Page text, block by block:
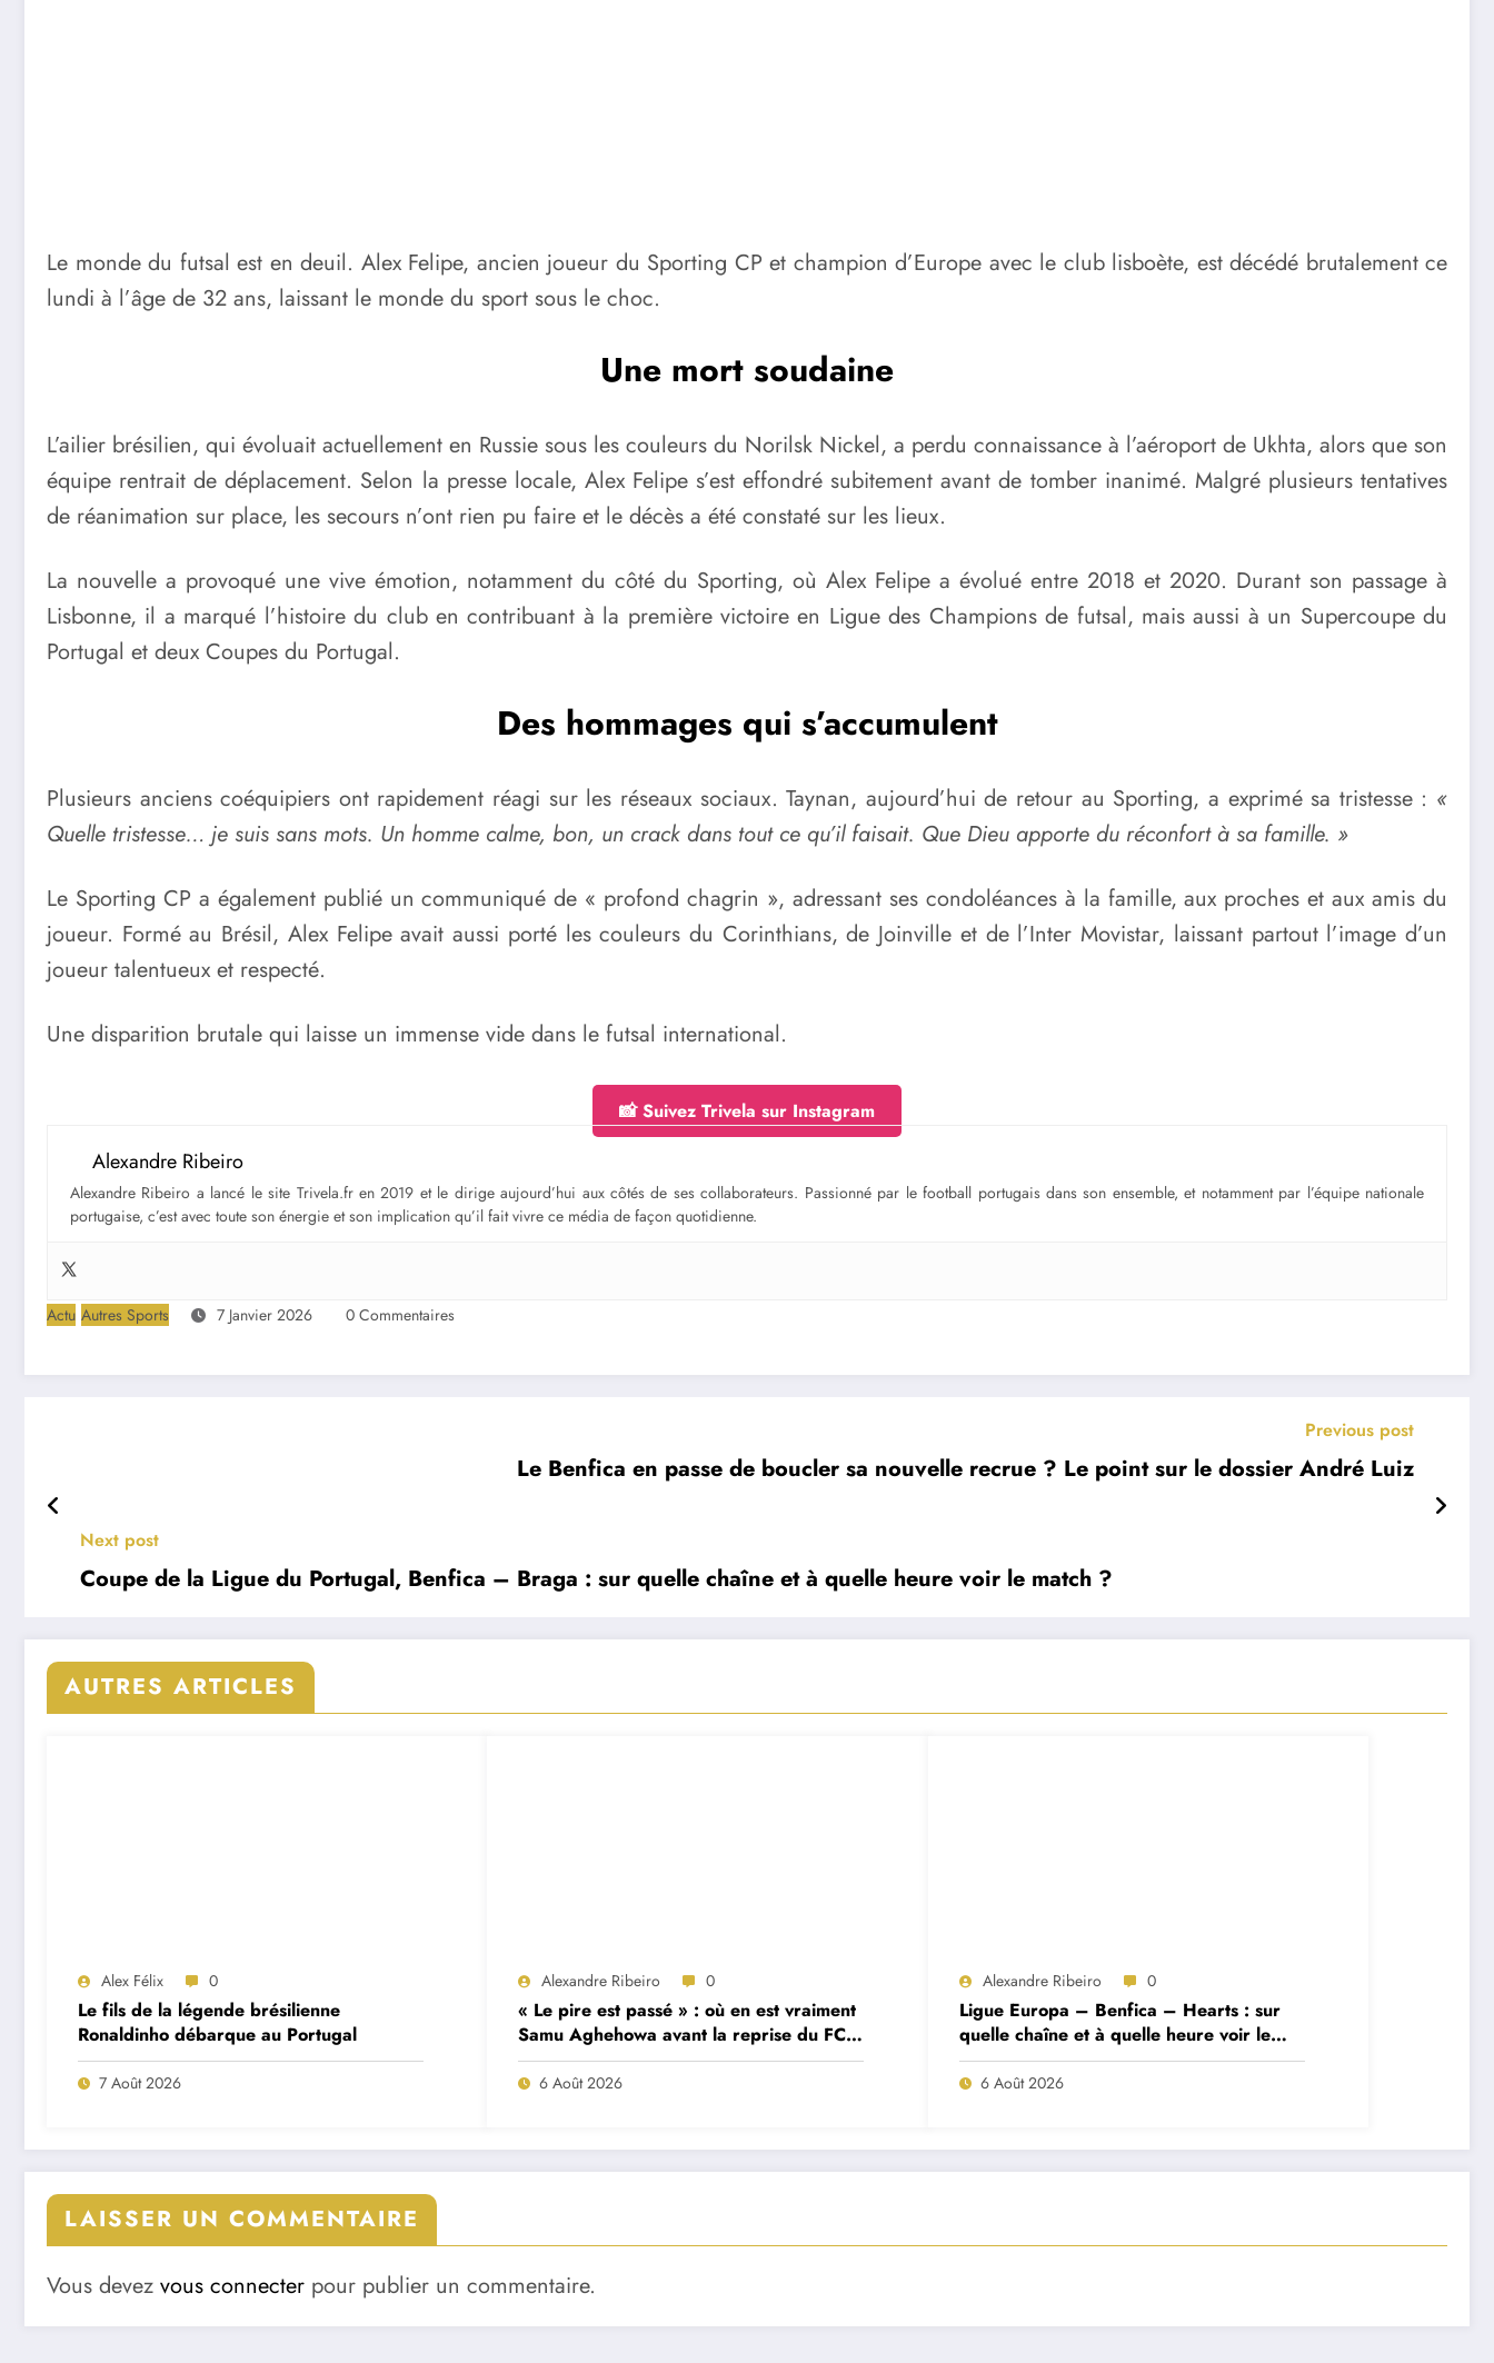
Le monde du futsal est en deuil. Alex Felipe, ancien joueur du Sporting CP et champion d’Europe avec le club lisboète, est décédé brutalement ce
lundi à l’âge de 32 ans, laissant le monde du sport sous le choc.
Une mort soudaine
L’ailier brésilien, qui évoluait actuellement en Russie sous les couleurs du Norilsk Nickel, a perdu connaissance à l’aéroport de Ukhta, alors que son
équipe rentrait de déplacement. Selon la presse locale, Alex Felipe s’est effondré subitement avant de tomber inanimé. Malgré plusieurs tentatives
de réanimation sur place, les secours n’ont rien pu faire et le décès a été constaté sur les lieux.
La nouvelle a provoqué une vive émotion, notamment du côté du Sporting, où Alex Felipe a évolué entre 2018 et 2020. Durant son passage à
Lisbonne, il a marqué l’histoire du club en contribuant à la première victoire en Ligue des Champions de futsal, mais aussi à un Supercoupe du
Portugal et deux Coupes du Portugal.
Des hommages qui s’accumulent
Plusieurs anciens coéquipiers ont rapidement réagi sur les réseaux sociaux. Taynan, aujourd’hui de retour au Sporting, a exprimé sa tristesse : «
Quelle tristesse… je suis sans mots. Un homme calme, bon, un crack dans tout ce qu’il faisait. Que Dieu apporte du réconfort à sa famille. »
Le Sporting CP a également publié un communiqué de « profond chagrin », adressant ses condoléances à la famille, aux proches et aux amis du
joueur. Formé au Brésil, Alex Felipe avait aussi porté les couleurs du Corinthians, de Joinville et de l’Inter Movistar, laissant partout l’image d’un
joueur talentueux et respecté.
Une disparition brutale qui laisse un immense vide dans le futsal international.
📸 Suivez Trivela sur Instagram
Alexandre Ribeiro
Alexandre Ribeiro a lancé le site Trivela.fr en 2019 et le dirige aujourd’hui aux côtés de ses collaborateurs. Passionné par le football portugais dans son ensemble, et notamment par l’équipe nationale
portugaise, c’est avec toute son énergie et son implication qu’il fait vivre ce média de façon quotidienne.
Actu Autres Sports 7 Janvier 2026 0 Commentaires
Previous post
Le Benfica en passe de boucler sa nouvelle recrue ? Le point sur le dossier André Luiz
Next post
Coupe de la Ligue du Portugal, Benfica – Braga : sur quelle chaîne et à quelle heure voir le match ?
AUTRES ARTICLES
Alex Félix 0
Le fils de la légende brésilienne
Ronaldinho débarque au Portugal
7 Août 2026
Alexandre Ribeiro 0
« Le pire est passé » : où en est vraiment
Samu Aghehowa avant la reprise du FC
Porto ?
6 Août 2026
Alexandre Ribeiro 0
Ligue Europa – Benfica – Hearts : sur
quelle chaîne et à quelle heure voir le
match ?
6 Août 2026
LAISSER UN COMMENTAIRE
Vous devez vous connecter pour publier un commentaire.